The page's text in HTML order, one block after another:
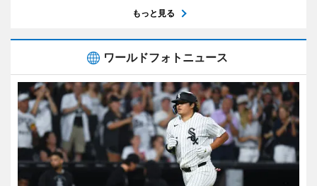
もっと見る
ワールドフォトニュース